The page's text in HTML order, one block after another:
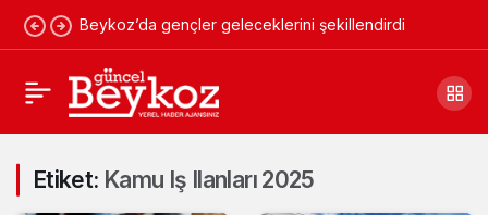
Beykoz’da gençler geleceklerini şekillendirdi
Etiket: Kamu Iş Ilanları 2025